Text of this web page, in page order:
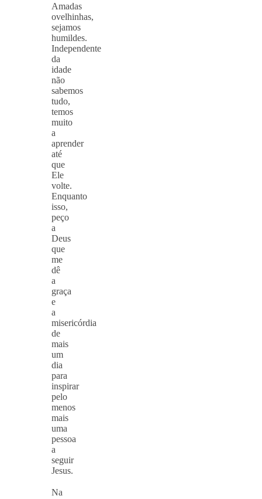
Amadas
ovelhinhas,
sejamos
humildes.
Independente
da
idade
não
sabemos
tudo,
temos
muito
a
aprender
até
que
Ele
volte.
Enquanto
isso,
peço
a
Deus
que
me
dê
a
graça
e
a
misericórdia
de
mais
um
dia
para
inspirar
pelo
menos
mais
uma
pessoa
a
seguir
Jesus.
Na